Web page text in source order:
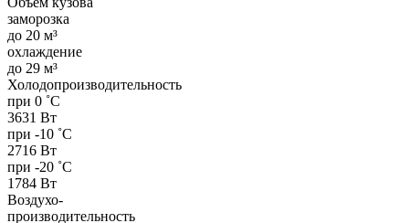
заморозка
до 20 м³
охлаждение
до 29 м³
Холодопроизводительность
при 0 ˚С
3631 Вт
при -10 ˚С
2716 Вт
при -20 ˚С
1784 Вт
Воздухо-
производительность